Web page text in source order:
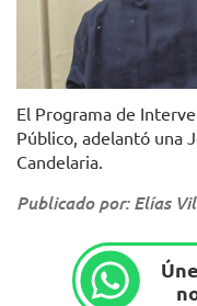
El Programa de
Público, adelantó una
Candelaria.
Publicado por: Elías